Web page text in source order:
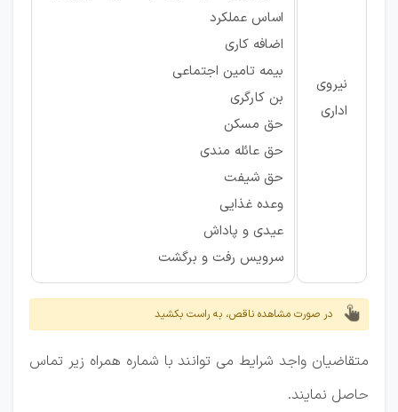
نیروی
اداری
اساس عملکرد
اضافه کاری
بیمه تامین اجتماعی
بن کارگری
حق مسکن
حق عائله مندی
حق شیفت
وعده غذایی
عیدی و پاداش
سرویس رفت و برگشت
در صورت مشاهده ناقص، به راست بکشید
متقاضیان واجد شرایط می توانند با شماره همراه زیر تماس
حاصل نمایند.